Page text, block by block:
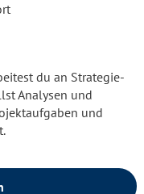
du an Strategie-
Analysen und
und